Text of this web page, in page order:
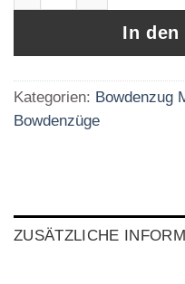
In den
Kategorien: Bowdenzug
Bowdenzüge
ZUSÄTZLICHE